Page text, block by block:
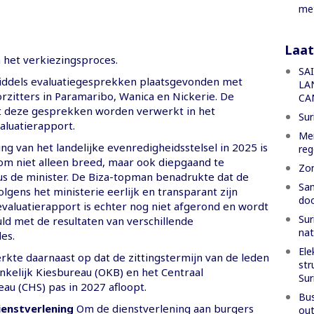
verkiezingsproces.
evaluatiegesprekken plaatsgevonden met
in Paramaribo, Wanica en Nickerie. De
deze gesprekken worden verwerkt in het
van het landelijke evenredigheidsstelsel in 2025 is
niet alleen breed, maar ook diepgaand te
de minister. De Biza-topman benadrukte dat de
het ministerie eerlijk en transparant zijn
is echter nog niet afgerond en wordt
met de resultaten van verschillende
daarnaast op dat de zittingstermijn van de leden
Kiesbureau (OKB) en het Centraal
(CHS) pas in 2027 afloopt.
Om de dienstverlening aan burgers